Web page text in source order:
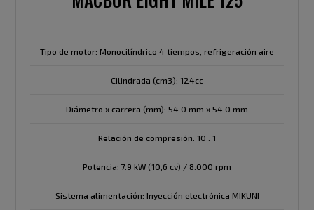
Tipo de motor: Monocilíndrico 4 tiempos, refrigeración aire
Cilindrada (cm3): 124cc
Diámetro x carrera (mm): 54.0 mm x 54.0 mm
Relación de compresión: 10 : 1
Potencia: 7.9 kW (10,6 cv) / 8.000 rpm
Sistema alimentación: Inyección electrónica MIKUNI